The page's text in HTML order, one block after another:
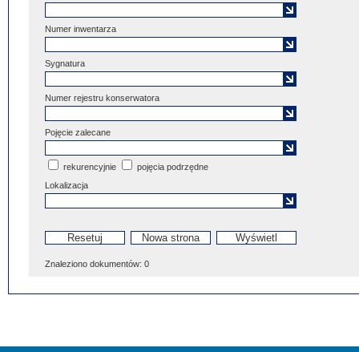
Numer inwentarza
Sygnatura
Numer rejestru konserwatora
Pojęcie zalecane
rekurencyjnie
pojęcia podrzędne
Lokalizacja
Znaleziono dokumentów: 0